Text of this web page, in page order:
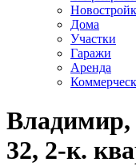
Дома
Участки
Гаражи
Аренда
Владимир,
32, 2-к.